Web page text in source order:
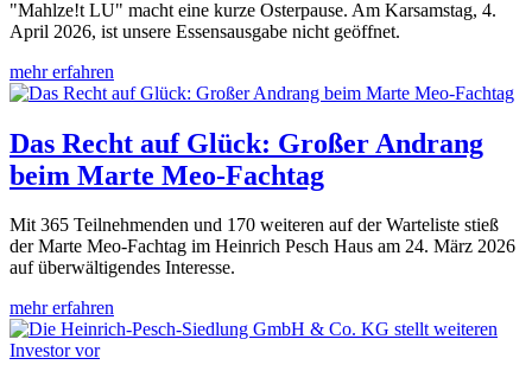
"Mahlze!t LU" macht eine kurze Osterpause. Am Karsamstag, 4.
April 2026, ist unsere Essensausgabe nicht geöffnet.
mehr erfahren
Das Recht auf Glück: Großer Andrang
beim Marte Meo-Fachtag
Mit 365 Teilnehmenden und 170 weiteren auf der Warteliste stieß
der Marte Meo-Fachtag im Heinrich Pesch Haus am 24. März 2026
auf überwältigendes Interesse.
mehr erfahren